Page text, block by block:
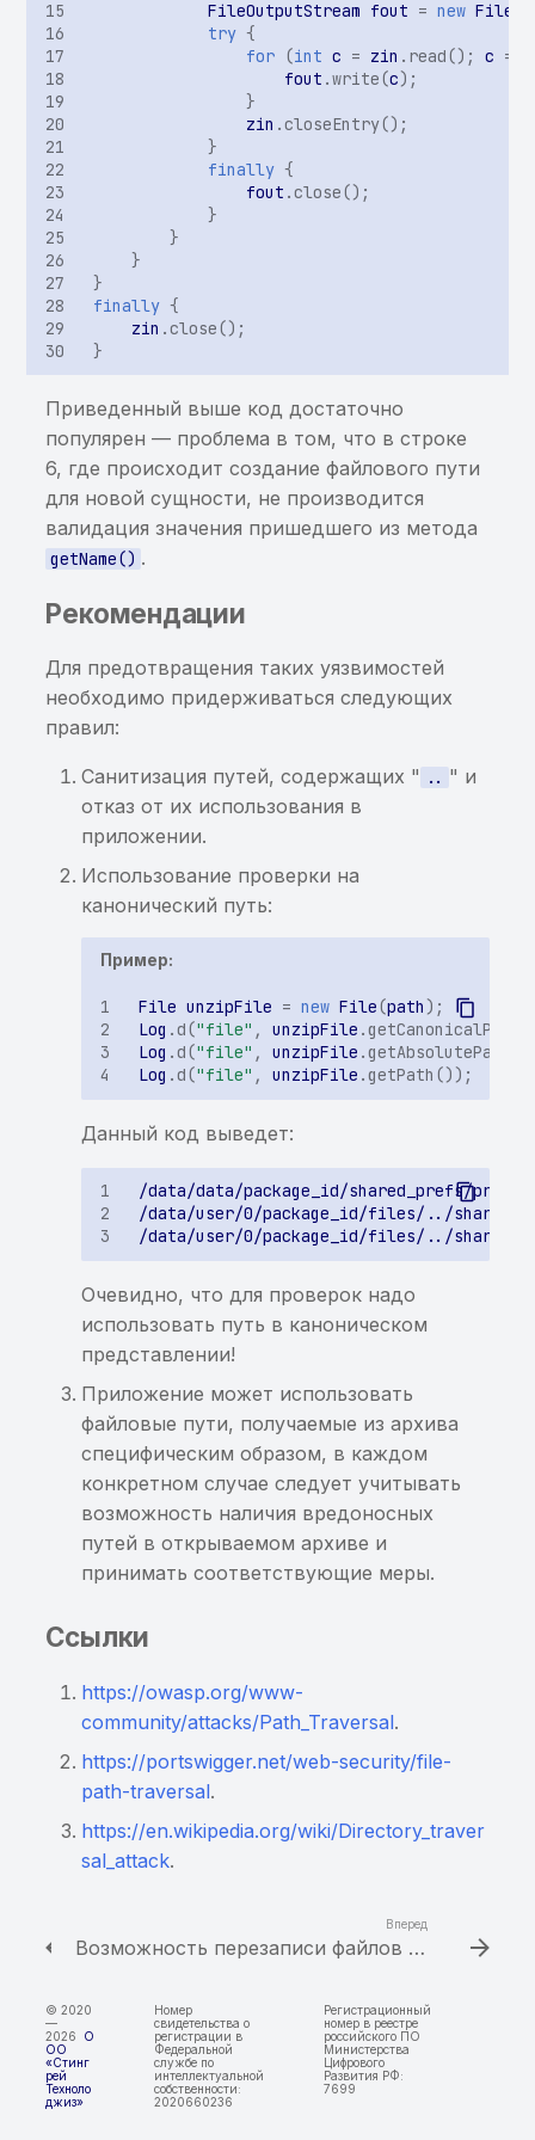
использование ранее
найденной sensitive-
информации
Хранение sensitive-
информации в кэше
клавиатуры
сообщения через Intent в
BroadcastReceiver
Возможность доступа к
произвольному файлу
через getParcelableExtra
информации в Binary
Cookies
Хранение sensitive-
информации в KeyChain
Небезопасный класс
защиты данных для
элемента KeyChain
Хранение или
использование ранее
найденной
информации
Приложение не
запрещает
использование
пользовательских
чувствительная
информация, найденная
энтропийным анализом
исполняемом файле
Хранение данных от
открытом виде
Построен граф для трасс
вызовов
трассах вызовов
Нет изменений в трассах
вызовов
«внутренние домены»,
доступные извне
Обнаружены
«внутренние домены»,
заданные для поиска
SCA. Список
компонентов
публичного списка
malware
Обнаружены домены из
реестров Роскомнадзора
Уязвимость в
OpenSource компоненте
FileOutputStream fout = new
try {
for (int c = zin . read(); c !=
fout .write(c);
}
zin .closeEntry();
}
finally {
fout .close();
}
}
}
}
finally {
zin .close();
}
Приведенный выше код достаточно
популярен — проблема в том, что в строке
6, где происходит создание файлового пути
для новой сущности, не производится
валидация значения пришедшего из метода
getName() .
Рекомендации
Для предотвращения таких уязвимостей
необходимо придерживаться следующих
правил:
Санитизация путей, содержащих " .. " и
отказ от их использования в
приложении.
Использование проверки на
канонический путь:
Пример:
File unzipFile = new File(path);
Log .d("file" , unzipFile .getCanonicalPath
Log .d("file" , unzipFile .getAbsolutePath
Log .d("file" , unzipFile .getPath ());
Данный код выведет:
Очевидно, что для проверок надо
использовать путь в каноническом
представлении!
Приложение может использовать
файловые пути, получаемые из архива
специфическим образом, в каждом
конкретном случае следует учитывать
возможность наличия вредоносных
путей в открываемом архиве и
принимать соответствующие меры.
Ссылки
https://owasp.org/www-
community/attacks/Path_Traversal.
https://portswigger.net/web-security/file-
path-traversal.
https://en.wikipedia.org/wiki/Directory_traver
sal_attack.
Вперед
Возможность перезаписи файлов в приватной директории приложения при работе с zip-архивами
© 2020
—
2026 О
ОО
«Стинг
рей
Техноло
джиз»
Номер
свидетельства о
регистрации в
Федеральной
службе по
интеллектуальной
собственности:
2020660236
Регистрационный
номер в реестре
российского ПО
Министерства
Цифрового
Развития РФ:
7699